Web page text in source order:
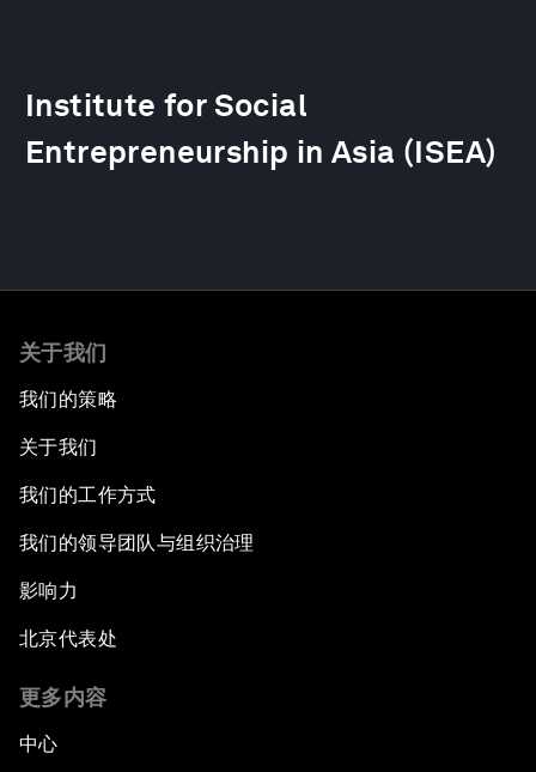
Institute for Social
Entrepreneurship in Asia (ISEA)
关于我们
我们的策略
关于我们
我们的工作方式
我们的领导团队与组织治理
影响力
北京代表处
更多内容
中心